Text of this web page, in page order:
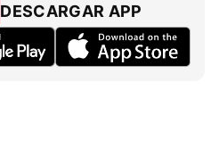
DESCARGAR APP